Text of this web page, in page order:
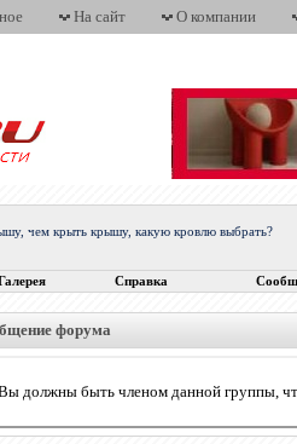
На сайт О компании
чем крыть крышу, какую кровлю выбрать?
Справка
форума
должны быть членом данной группы,